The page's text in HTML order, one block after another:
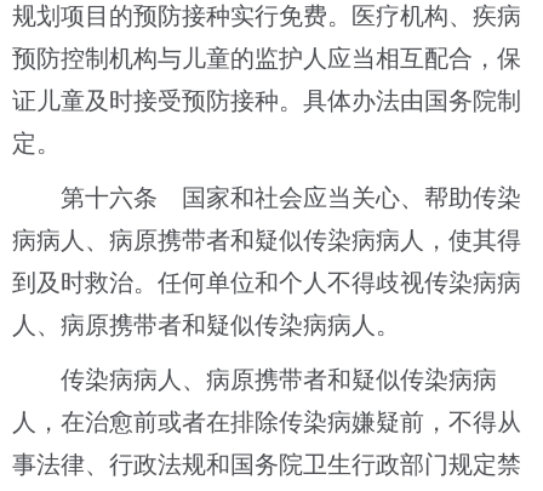
规划项目的预防接种实行免费。医疗机构、疾病
预防控制机构与儿童的监护人应当相互配合，保
证儿童及时接受预防接种。具体办法由国务院制
定。
第十六条 国家和社会应当关心、帮助传染
病病人、病原携带者和疑似传染病病人，使其得
到及时救治。任何单位和个人不得歧视传染病病
人、病原携带者和疑似传染病病人。
传染病病人、病原携带者和疑似传染病病
人，在治愈前或者在排除传染病嫌疑前，不得从
事法律、行政法规和国务院卫生行政部门规定禁